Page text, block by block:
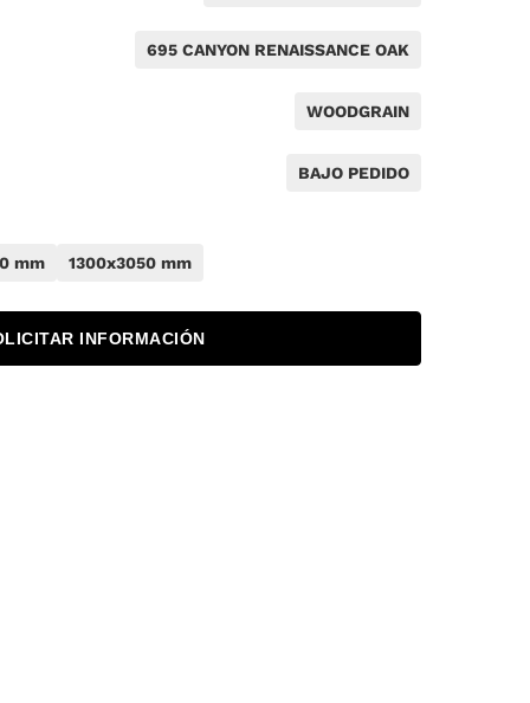
695 CANYON RENAISSANCE OAK
WOODGRAIN
BAJO PEDIDO
mm 1300x3050 mm
INFORMACIÓN